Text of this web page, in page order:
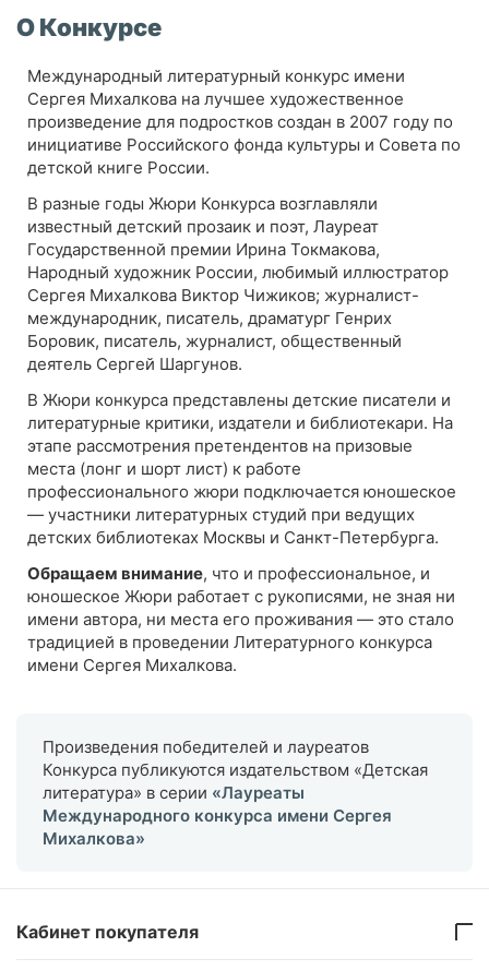
О Конкурсе
Международный литературный конкурс имени
Сергея Михалкова на лучшее художественное
произведение для подростков создан в 2007 году по
инициативе Российского фонда культуры и Совета по
детской книге России.
В разные годы Жюри Конкурса возглавляли
известный детский прозаик и поэт, Лауреат
Государственной премии Ирина Токмакова,
Народный художник России, любимый иллюстратор
Сергея Михалкова Виктор Чижиков; журналист-
международник, писатель, драматург Генрих
Боровик, писатель, журналист, общественный
деятель Сергей Шаргунов.
В Жюри конкурса представлены детские писатели и
литературные критики, издатели и библиотекари. На
этапе рассмотрения претендентов на призовые
места (лонг и шорт лист) к работе
профессионального жюри подключается юношеское
— участники литературных студий при ведущих
детских библиотеках Москвы и Санкт-Петербурга.
Обращаем внимание, что и профессиональное, и
юношеское Жюри работает с рукописями, не зная ни
имени автора, ни места его проживания — это стало
традицией в проведении Литературного конкурса
имени Сергея Михалкова.
Произведения победителей и лауреатов
Конкурса публикуются издательством «Детская
литература» в серии «Лауреаты
Международного конкурса имени Сергея
Михалкова»
Кабинет покупателя